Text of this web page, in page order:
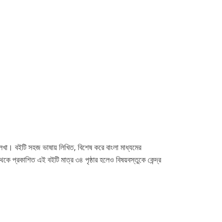
সহজ ভাষায় লিখিত, বিশেষ করে বাংলা মাধ্যমের
প্রকাশিত এই বইটি মাত্র ৩৪ পৃষ্ঠার হলেও বিষয়বস্তুকে কেন্দ্র